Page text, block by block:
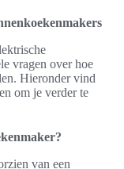
vragen over hoe
Hieronder vind
om je verder te
van een